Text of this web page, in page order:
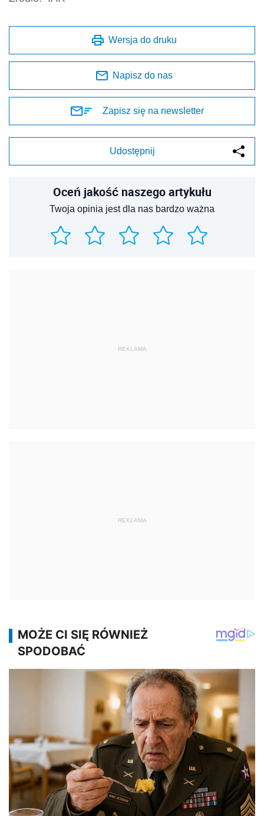
Wersja do druku
Napisz do nas
Zapisz się na newsletter
Udostępnij
Oceń jakość naszego artykułu
Twoja opinia jest dla nas bardzo ważna
REKLAMA
REKLAMA